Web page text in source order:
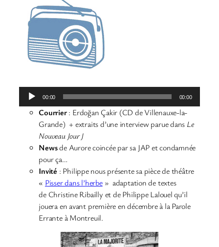
Lecteur
audio
00:00 00:00
Courrier: Erdoğan Çakir (CD de Villenauxe-la-
Grande) + extraits d’une interview parue dans Le
Nouveau Jour J
Newsde Aurore coincée par sa JAP et condamnée
pour ça…
Invité : Philippe nous présente sa pièce de théâtre
« Pisser dans l’herbe» adaptation de textes
de Christine Ribailly et de Philippe Lalouel qu’il
jouera en avant première en décembre à la Parole
Errante à Montreuil.